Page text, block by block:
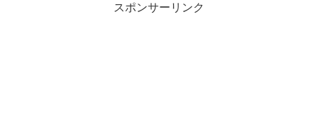
スポンサーリンク